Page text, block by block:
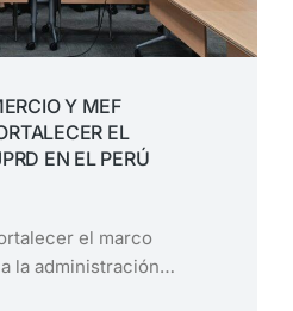
Y MEF
EL
EN EL PERÚ
el marco
la administración…